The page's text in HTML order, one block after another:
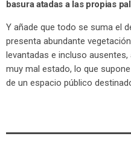
basura atadas a las propias
Y añade que todo se suma el
presenta abundante
levantadas e incluso
muy mal estado, lo que
de un espacio público